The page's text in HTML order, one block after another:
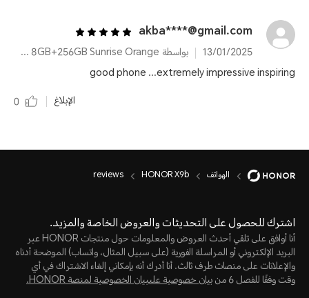
akba****@gmail.com
13/01/2025
بواسطة HONOR X9b 8GB+256GB Sunrise Orange
good phone ...extremely impressive inspiring
الإبلاغ
0
الهواتف HONOR X9b
reviews
اشترك للحصول على التحديثات والعروض الخاصة والمزيد.
أنا أوافق على تلقي أحدث العروض والمعلومات حول منتجات HONOR عبر
البريد الإلكتروني أو المراسلة الفورية (على سبيل المثال، واتساب) الموضحة أدناه
والإعلانات على منصات طرف ثالث. أنا أدرك أنه بإمكاني إلغاء الاشتراك في أي
وقت وفقًا للفصل 6 من
بيان خصوصية علىبيان الخصوصية لمنصة HONOR‬.